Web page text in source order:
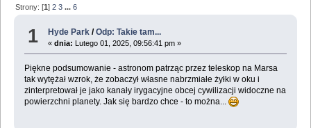
Strony: [1]2 3 ...6
1 Hyde Park /Odp: Takie tam...
«dnia: Lutego 01, 2025, 09:56:41 pm »
Piękne podsumowanie - astronom patrząc przez teleskop na Marsa
tak wytężał wzrok, że zobaczył własne nabrzmiałe żyłki w oku i
zinterpretował je jako kanały irygacyjne obcej cywilizacji widoczne na
powierzchni planety. Jak się bardzo chce - to można...